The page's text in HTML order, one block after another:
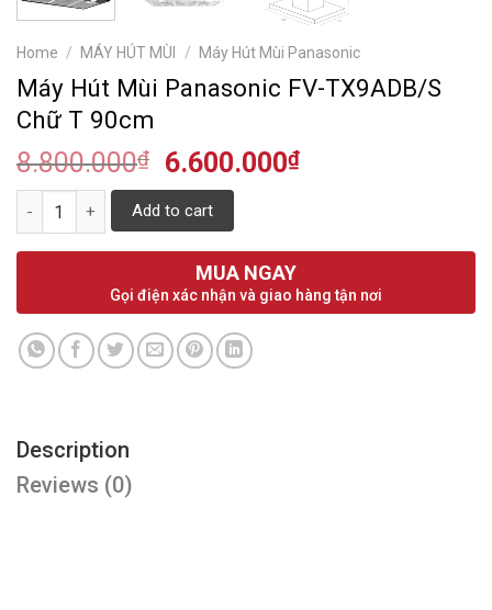
Home / MÁY HÚT MÙI / Máy Hút Mùi Panasonic
Máy Hút Mùi Panasonic FV-TX9ADB/S
Chữ T 90cm
8.800.000₫ 6.600.000₫
Quantity Add to cart
MUA NGAY
Gọi điện xác nhận và giao hàng tận nơi
Description
Reviews (0)